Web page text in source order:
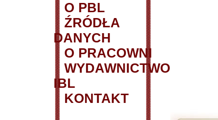
O PBL
ŹRÓDŁA
DANYCH
O PRACOWNI
WYDAWNICTWO
IBL
KONTAKT